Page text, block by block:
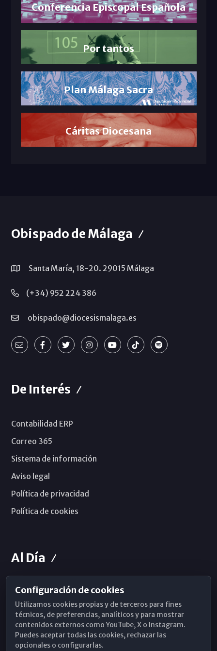
Conferencia Episcopal Española
Por tantos
Plan Málaga Sacra
Cáritas Diocesana
Obispado de Málaga
Santa María, 18-20. 29015 Málaga
(+34) 952 224 386
obispado@diocesismalaga.es
De Interés
Contabilidad ERP
Correo 365
Sistema de información
Aviso legal
Política de privacidad
Política de cookies
Al Día
Horarios de Misa
Hemeroteca
WhatsApp
Configuración de cookies
Utilizamos cookies propias y de terceros para fines
técnicos, de preferencias, analíticos y para mostrar
contenidos externos como YouTube, X o Instagram.
Puedes aceptar todas las cookies, rechazar las
opcionales o configurarlas.